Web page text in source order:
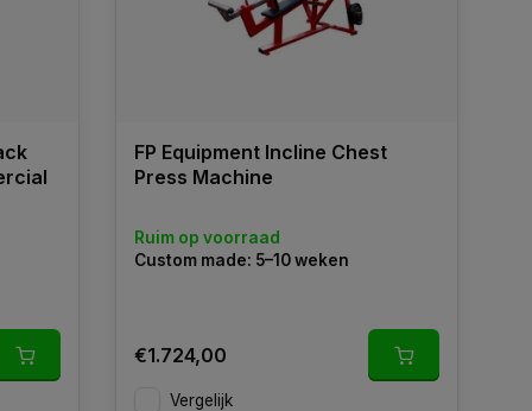
FP Equipment Incline Chest
Press Machine
Ruim op voorraad
Custom made: 5–10 weken
€1.724,00
Vergelijk